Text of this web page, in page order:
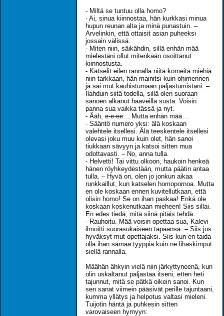
- Miltä se tuntuu olla homo?
- Ai, sinua kiinnostaa, hän kurkkasi minua
hupun reunan alta ja minä punastuin. –
Arvelinkin, että ottaisit asian puheeksi
jossain välissä.
- Miten niin, säikähdin, sillä enhän mää
mielestäni ollut mitenkään osoittanut
kiinnostusta.
- Katselit eilen rannalla niitä komeita miehiä
niin tarkkaan, hän mainitsi kuin ohimennen
ja sai mut kauhistumaan paljastumistani. –
Ilahduin siitä todella, sillä olen suoraan
sanoen alkanut haaveilla susta. Voisin
panna sua vaikka tässä ja nyt.
- Ääh, e-e-ee… Mutta enhän mää…
- Sääntö numero yksi: älä koskaan
valehtele itsellesi. Älä teeskentele itsellesi
olevasi joku muu kuin olet, hän sanoi
tiukkaan sävyyn ja katsoi sitten mua
odottavasti. – No, anna tulla.
- Helvetti! Tai vittu olkoon, haukoin henkeä
hänen röyhkeydestään, mutta päätin antaa
tulla. – Hyvä on, olen jo jonkun aikaa
runkkaillut, kun katselen homopornoa. Mutta
en ole koskaan ennen kuvitellutkaan, että
olisin homo! Se on ihan paskaa! Enkä ole
koskaan koskenutkaan mieheen! Siis sillai.
En edes tiedä, mitä siinä pitäis tehdä.
- Rauhoitu. Mää voisin opettaa sua, Kalevi
ilmoitti suorasukaiseen tapaansa. – Siis jos
hyväksyt mut opettajaksi. Siis kun en taida
olla ihan samaa tyyppiä kuin ne lihaskimput
siellä rannalla.
Määhän ähkyin vielä niin järkyttyneenä, kun
olin uskaltanut paljastaa itseni, etten heti
tajunnut, mitä se pätkä oikein sanoi. Kun
sen sanat viimein pääsivät perille tajuntaani,
kumma yllätys ja helpotus valtasi mieleni.
Tuijotin häntä ja puhkesin sitten
varovaiseen hymyyn: